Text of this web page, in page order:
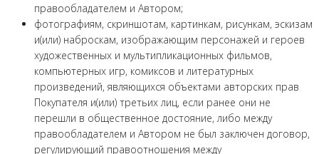
правообладателем и Автором;
фотографиям, скриншотам, картинкам, рисункам, эскизам
и(или) наброскам, изображающим персонажей и героев
художественных и мультипликационных фильмов,
компьютерных игр, комиксов и литературных
произведений, являющихся объектами авторских прав
Покупателя и(или) третьих лиц, если ранее они не
перешли в общественное достояние, либо между
правообладателем и Автором не был заключен договор,
регулирующий правоотношения между